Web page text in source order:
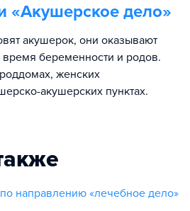
«Акушерское дело»
акушерок, они оказывают
беременности и родов.
женских
акушерских пунктах.
направлению «лечебное дело»